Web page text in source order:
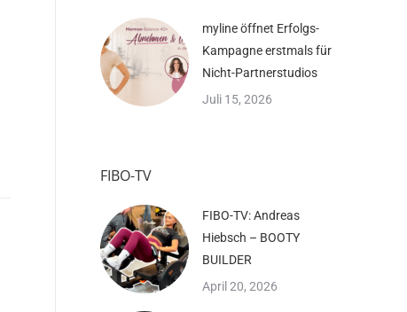
myline öffnet Erfolgs-
Kampagne erstmals für
Nicht-Partnerstudios
Juli 15, 2026
FIBO-TV
FIBO-TV: Andreas
Hiebsch – BOOTY
BUILDER
April 20, 2026